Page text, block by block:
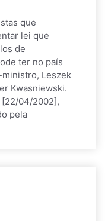
que
lei que
de
ter no país
Leszek
Kwasniewski.
[22/04/2002],
pela